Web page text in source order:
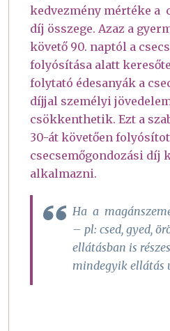
kedvezmény mértéke a
díj összege. Azaz a
követő 90. naptól a
folyósítása alatt
folytató édesanyák a
díjjal személyi
csökkenthetik. Ezt a
30-át követően
csecsemőgondozási díj
alkalmazni.
Ha a
– pl: csed, gyed,
ellátásban is
mindegyik ellátás